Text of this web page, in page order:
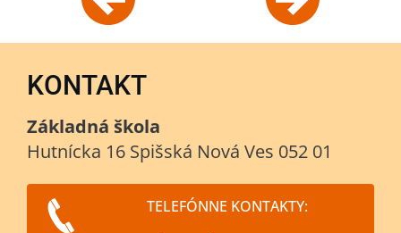
KONTAKT
Základná škola
Hutnícka 16 Spišská Nová Ves 052 01
TELEFÓNNE KONTAKTY: